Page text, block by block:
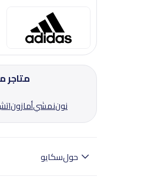
متاجر
نوننمشيأمازون
حولسكايو